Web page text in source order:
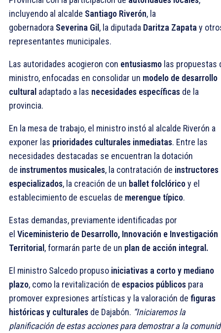
incluyendo al alcalde Santiago Riverón, la
gobernadora Severina Gil, la diputada Daritza Zapata y
representantes municipales.
Las autoridades acogieron con entusiasmo las propuestas
ministro, enfocadas en consolidar un modelo de desarrollo
cultural adaptado a las necesidades específicas de la
provincia.
En la mesa de trabajo, el ministro instó al alcalde Riverón a
exponer las prioridades culturales inmediatas. Entre las
necesidades destacadas se encuentran la dotación
de instrumentos musicales, la contratación de instructores
especializados, la creación de un ballet folclóricoy el
establecimiento de escuelas de merengue típico.
Estas demandas, previamente identificadas por
el Viceministerio de Desarrollo, Innovación e Investigación
Territorial, formarán parte de un plan de acción integral.
El ministro Salcedo propuso iniciativas a corto y mediano
plazo, como la revitalización de espacios públicos para
promover expresiones artísticas y la valoración de figuras
históricas y culturales de Dajabón. “Iniciaremos la
planificación de estas acciones para demostrar a la